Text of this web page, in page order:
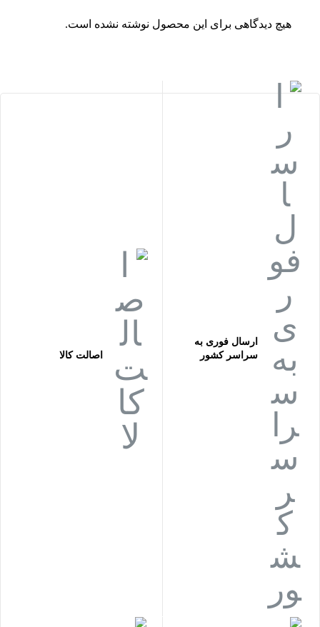
هیچ دیدگاهی برای این محصول نوشته نشده است.
ارسال فوری به
سراسر کشور
اصالت کالا